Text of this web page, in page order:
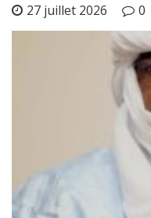
27 juillet 2026 0